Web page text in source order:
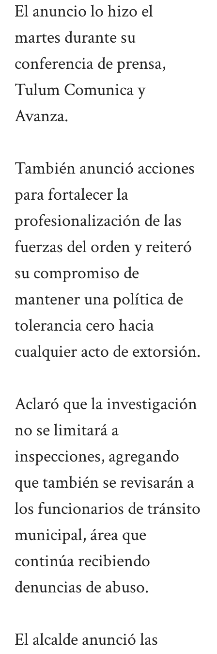
El anuncio lo hizo el
martes durante su
conferencia de prensa,
Tulum Comunica y
Avanza.
También anunció acciones
para fortalecer la
profesionalización de las
fuerzas del orden y reiteró
su compromiso de
mantener una política de
tolerancia cero hacia
cualquier acto de extorsión.
Aclaró que la investigación
no se limitará a
inspecciones, agregando
que también se revisarán a
los funcionarios de tránsito
municipal, área que
continúa recibiendo
denuncias de abuso.
El alcalde anunció las